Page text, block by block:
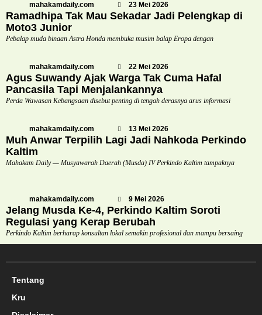
mahakamdaily.com 23 Mei 2026
Ramadhipa Tak Mau Sekadar Jadi Pelengkap di
Moto3 Junior
Pebalap muda binaan Astra Honda membuka musim balap Eropa dengan
mahakamdaily.com 22 Mei 2026
Agus Suwandy Ajak Warga Tak Cuma Hafal
Pancasila Tapi Menjalankannya
Perda Wawasan Kebangsaan disebut penting di tengah derasnya arus informasi
mahakamdaily.com 13 Mei 2026
Muh Anwar Terpilih Lagi Jadi Nahkoda Perkindo
Kaltim
Mahakam Daily — Musyawarah Daerah (Musda) IV Perkindo Kaltim tampaknya
mahakamdaily.com 9 Mei 2026
Jelang Musda Ke-4, Perkindo Kaltim Soroti
Regulasi yang Kerap Berubah
Perkindo Kaltim berharap konsultan lokal semakin profesional dan mampu bersaing
Tentang
Kru